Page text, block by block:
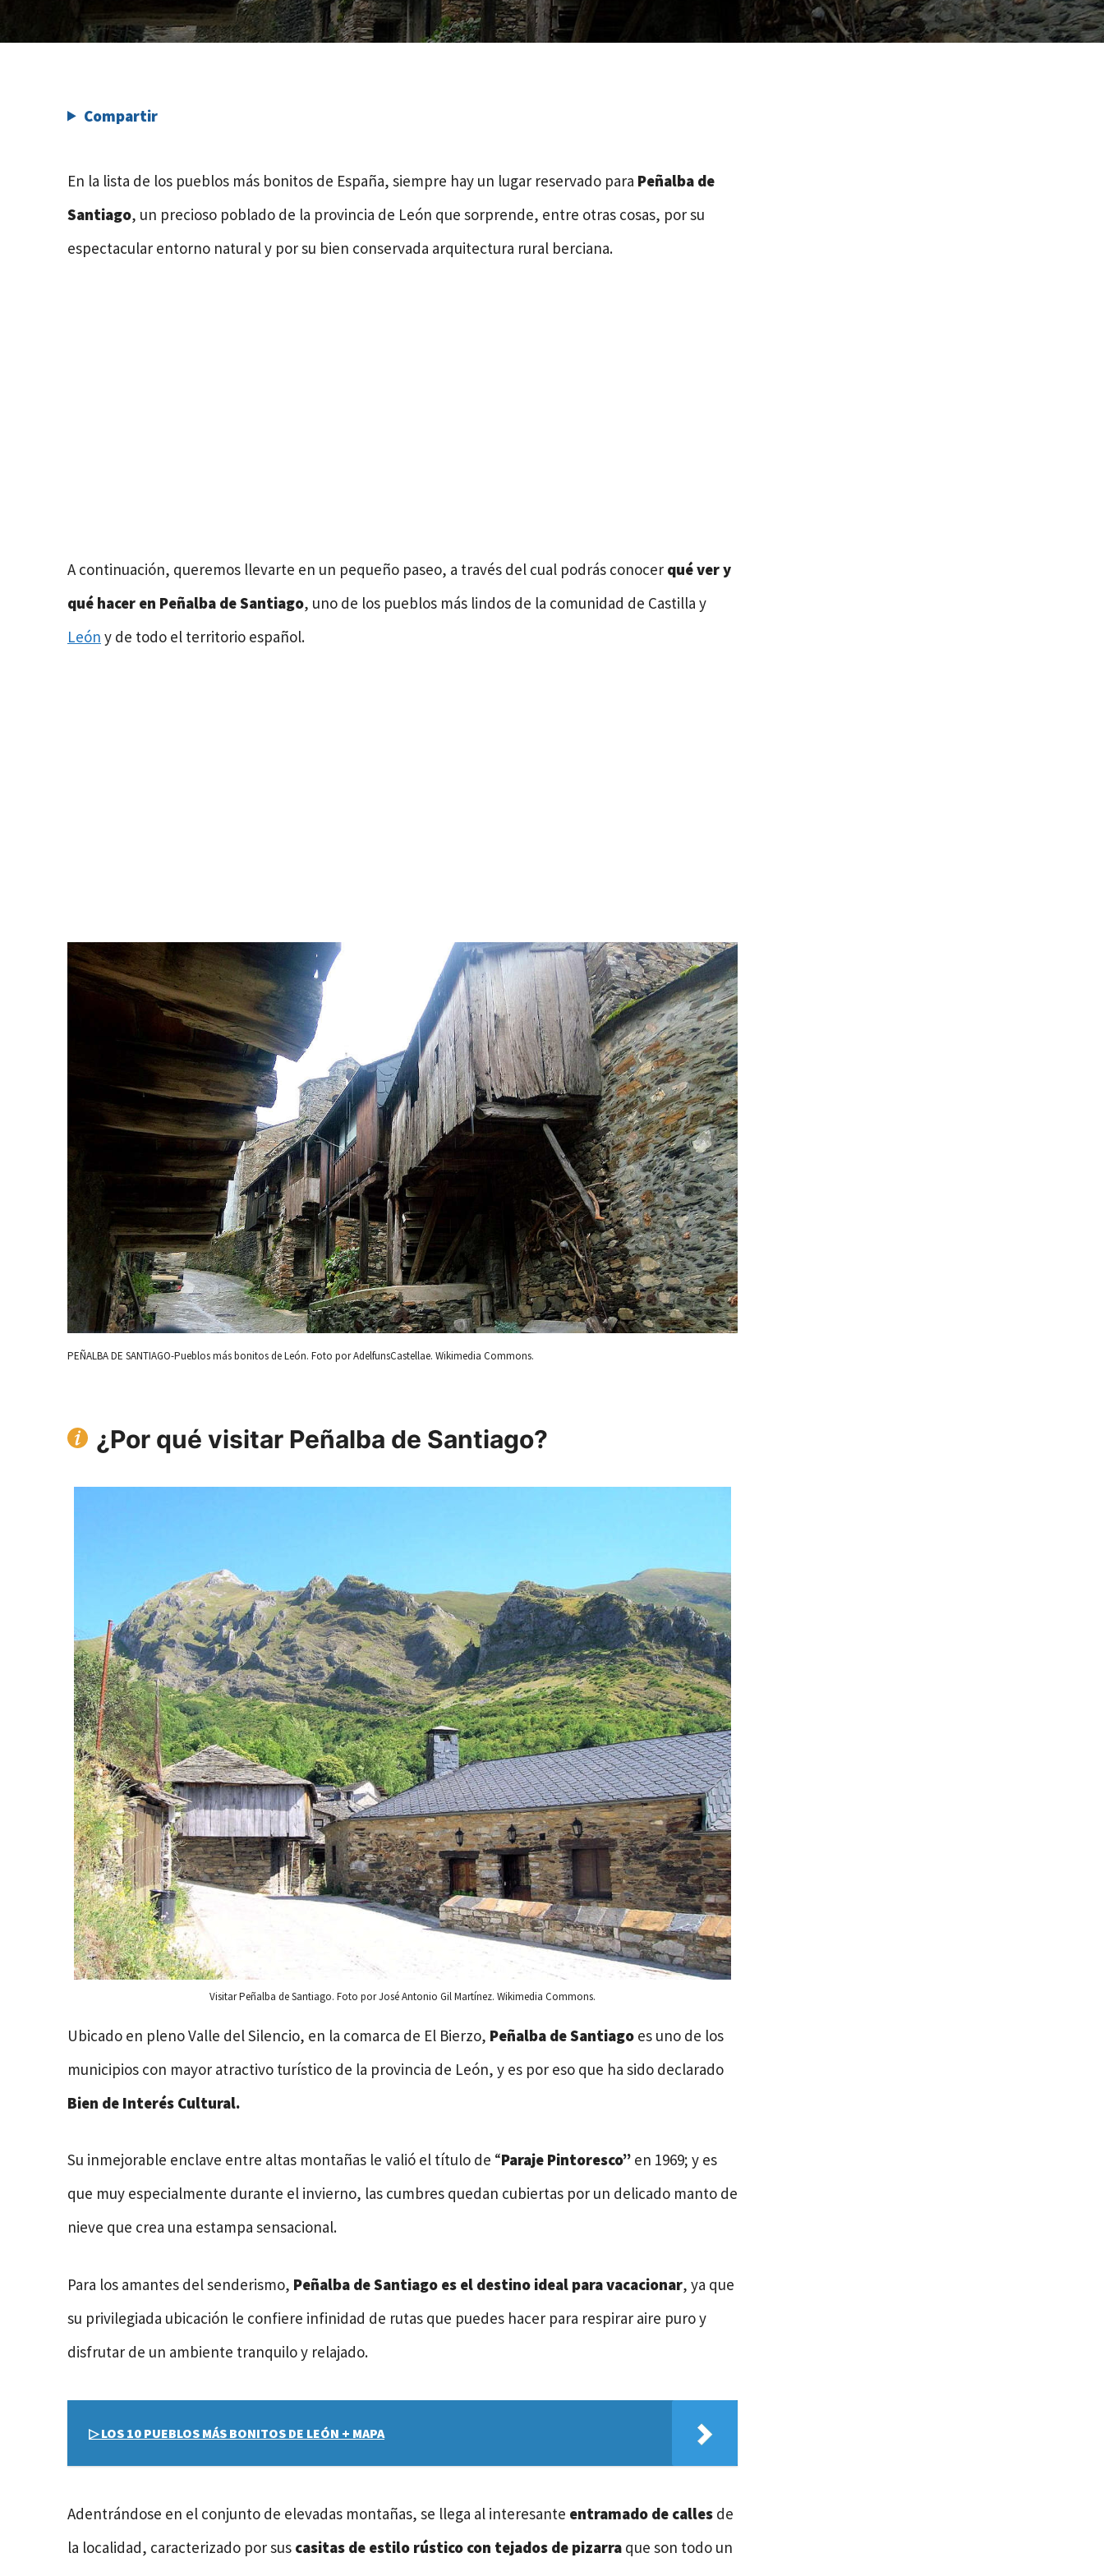
Compartir
En la lista de los pueblos más bonitos de España, siempre hay un lugar reservado para Peñalba de
Santiago, un precioso poblado de la provincia de León que sorprende, entre otras cosas, por su
espectacular entorno natural y por su bien conservada arquitectura rural berciana.
A continuación, queremos llevarte en un pequeño paseo, a través del cual podrás conocer qué ver y
qué hacer en Peñalba de Santiago, uno de los pueblos más lindos de la comunidad de Castilla y
León y de todo el territorio español.
PEÑALBA DE SANTIAGO-Pueblos más bonitos de León. Foto por AdelfunsCastellae. Wikimedia Commons.
¿Por qué visitar Peñalba de Santiago?
Visitar Peñalba de Santiago. Foto por José Antonio Gil Martínez. Wikimedia Commons.
Ubicado en pleno Valle del Silencio, en la comarca de El Bierzo, Peñalba de Santiago es uno de los
municipios con mayor atractivo turístico de la provincia de León, y es por eso que ha sido declarado
Bien de Interés Cultural.
Su inmejorable enclave entre altas montañas le valió el título de “Paraje Pintoresco” en 1969; y es
que muy especialmente durante el invierno, las cumbres quedan cubiertas por un delicado manto de
nieve que crea una estampa sensacional.
Para los amantes del senderismo, Peñalba de Santiago es el destino ideal para vacacionar, ya que
su privilegiada ubicación le confiere infinidad de rutas que puedes hacer para respirar aire puro y
disfrutar de un ambiente tranquilo y relajado.
▷ LOS 10 PUEBLOS MÁS BONITOS DE LEÓN + MAPA
Adentrándose en el conjunto de elevadas montañas, se llega al interesante entramado de calles de
la localidad, caracterizado por sus casitas de estilo rústico con tejados de pizarra que son todo un